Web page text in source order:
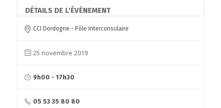
DÉTAILS DE L'ÉVÈNEMENT
CCI Dordogne - Pôle Interconsulaire
25 novembre 2019
9h00 - 17h30
05 53 35 80 80